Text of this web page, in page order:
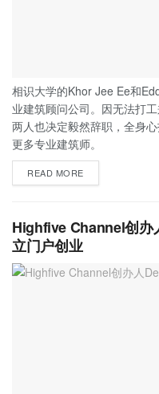
相识大学的Khor Jee Ee和
业建筑顾问公司。因无法打
两人也决定毅然辞职，全身
更多专业建筑师。
READ MORE
Highfive Channel创办
立门户创业